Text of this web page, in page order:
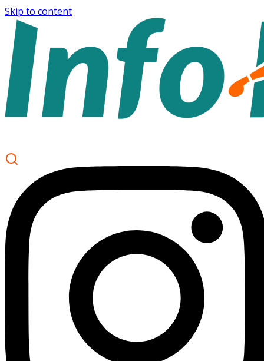
Skip to content